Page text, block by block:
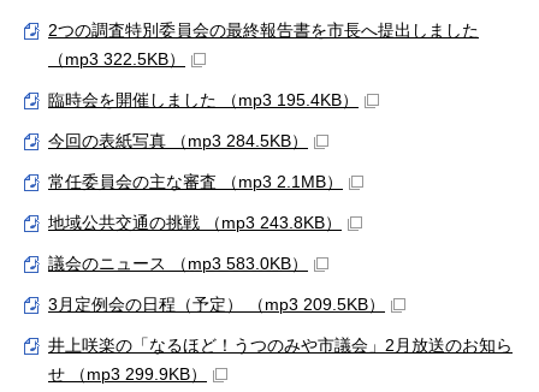
2つの調査特別委員会の最終報告書を市長へ提出しました
（mp3 322.5KB）
臨時会を開催しました （mp3 195.4KB）
今回の表紙写真 （mp3 284.5KB）
常任委員会の主な審査 （mp3 2.1MB）
地域公共交通の挑戦 （mp3 243.8KB）
議会のニュース （mp3 583.0KB）
3月定例会の日程（予定） （mp3 209.5KB）
井上咲楽の「なるほど！うつのみや市議会」2月放送のお知ら
せ （mp3 299.9KB）